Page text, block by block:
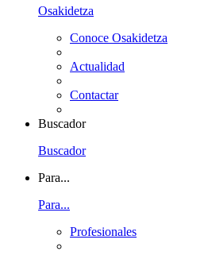
Osakidetza
Conoce Osakidetza
Actualidad
Contactar
Buscador
Buscador
Para...
Para...
Profesionales